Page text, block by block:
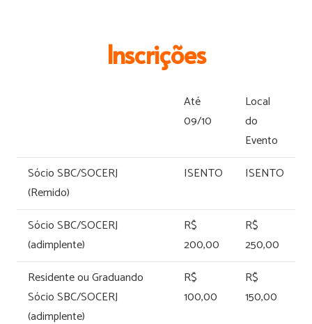
Inscrições
Até
09/10
Local
do
Evento
Sócio SBC/SOCERJ
(Remido)
ISENTO ISENTO
Sócio SBC/SOCERJ
(adimplente)
R$
200,00
R$
250,00
Residente ou Graduando
Sócio SBC/SOCERJ
(adimplente)
R$
100,00
R$
150,00